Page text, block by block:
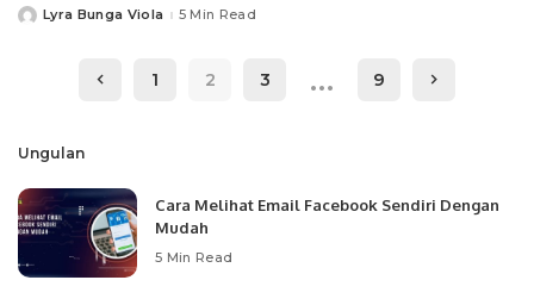
PostedLyra Bunga Viola 5 Min Read
1 2 3 … 9
Ungulan
Cara Melihat Email Facebook Sendiri Dengan
Mudah
5 Min Read